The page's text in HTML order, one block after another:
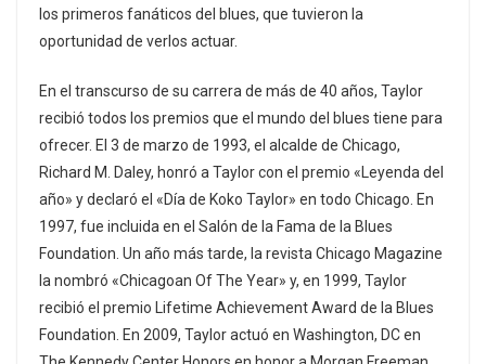
los primeros fanáticos del blues, que tuvieron la
oportunidad de verlos actuar.
En el transcurso de su carrera de más de 40 años, Taylor
recibió todos los premios que el mundo del blues tiene para
ofrecer. El 3 de marzo de 1993, el alcalde de Chicago,
Richard M. Daley, honró a Taylor con el premio «Leyenda del
año» y declaró el «Día de Koko Taylor» en todo Chicago. En
1997, fue incluida en el Salón de la Fama de la Blues
Foundation. Un año más tarde, la revista Chicago Magazine
la nombró «Chicagoan Of The Year» y, en 1999, Taylor
recibió el premio Lifetime Achievement Award de la Blues
Foundation. En 2009, Taylor actuó en Washington, DC en